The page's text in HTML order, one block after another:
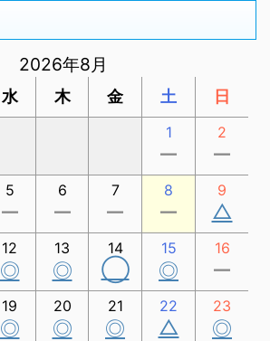
2026年8月
水 木 金 土 日
1
ー
2
ー
5
ー
6
ー
7
ー
8
ー
9
△
12
◎
13
◎
14
◯
15
◎
16
ー
19
◎
20
◎
21
◎
22
△
23
◎